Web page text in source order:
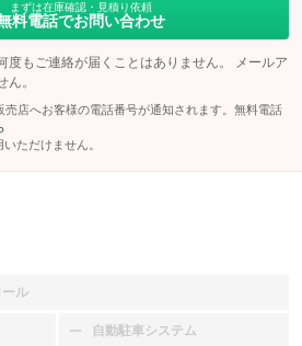
まずは在庫確認・見積り依頼
料電話でお問い合わせ
度もご連絡が届くことはありません。 メールア
ん。
店へお客様の電話番号が通知されます。無料電話
ただけません。
ル
自動駐車システム
：装備なし